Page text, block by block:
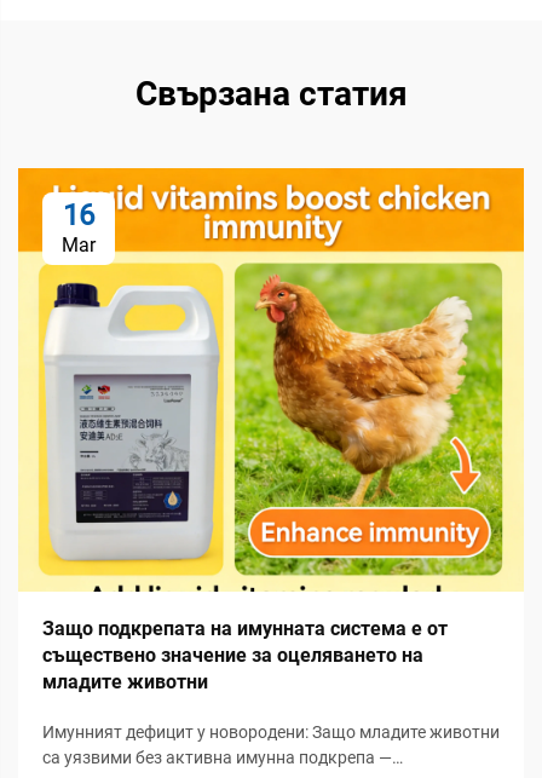
Свързана статия
16
Mar
Защо подкрепата на имунната система е от
съществено значение за оцеляването на
младите животни
Имунният дефицит у новородени: Защо младите животни
са уязвими без активна имунна подкрепа —